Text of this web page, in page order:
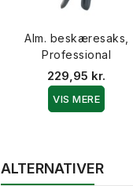
Alm. beskæresaks,
Professional
229,95 kr.
VIS MERE
ALTERNATIVER